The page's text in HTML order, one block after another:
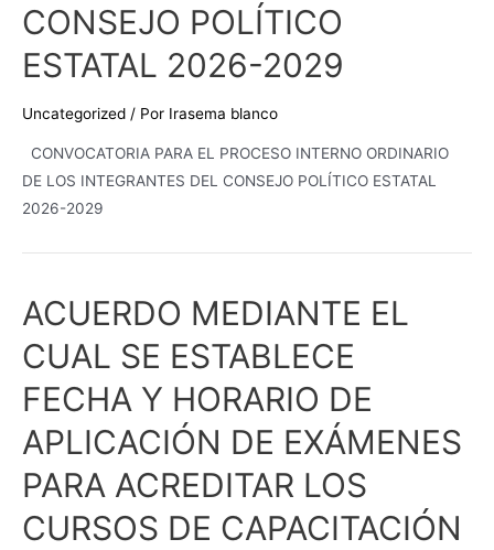
CONSEJO POLÍTICO
ESTATAL 2026-2029
Uncategorized / Por Irasema blanco
CONVOCATORIA PARA EL PROCESO INTERNO ORDINARIO
DE LOS INTEGRANTES DEL CONSEJO POLÍTICO ESTATAL
2026-2029
ACUERDO MEDIANTE EL
CUAL SE ESTABLECE
FECHA Y HORARIO DE
APLICACIÓN DE EXÁMENES
PARA ACREDITAR LOS
CURSOS DE CAPACITACIÓN
ACUERDO
MEDIANTE
EL
CUAL
SE
ESTABLECE
Y
HORARIO